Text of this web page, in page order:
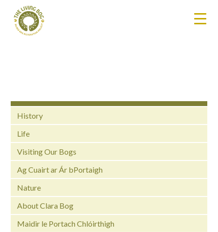
History
Life
Visiting Our Bogs
Ag Cuairt ar Ár bPortaigh
Nature
About Clara Bog
Maidir le Portach Chlóirthigh